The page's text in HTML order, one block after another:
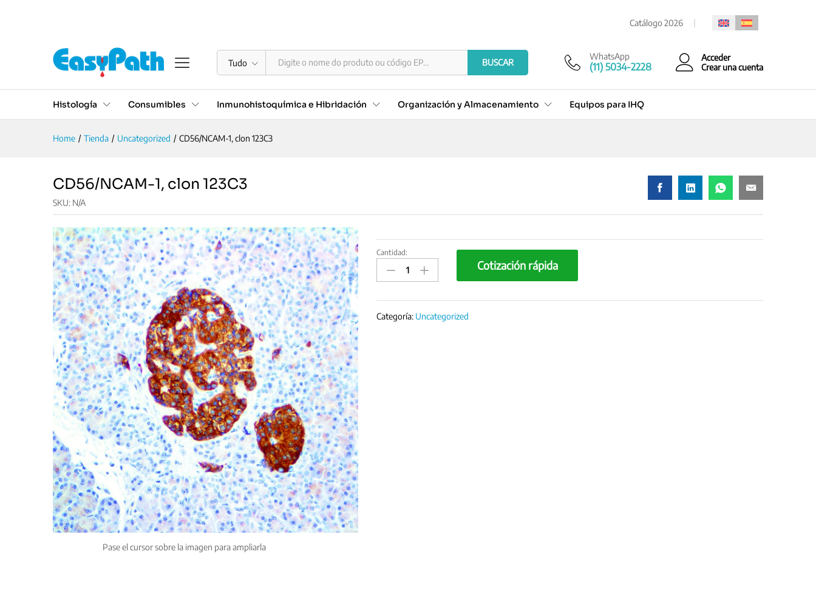
Catálogo 2026
Tudo BUSCAR
WhatsApp
(11) 5034-2228
Acceder
Crear una cuenta
Histología Consumibles Inmunohistoquímica e Hibridación Organización y Almacenamiento Equipos para IHQ
Home / Tienda / Uncategorized / CD56/NCAM-1, clon 123C3
CD56/NCAM-1, clon 123C3
SKU: N/A
Pase el cursor sobre la imagen para ampliarla
CD56/NCAM-
clon
Cantidad:
Cotización rápida
Categoría: Uncategorized